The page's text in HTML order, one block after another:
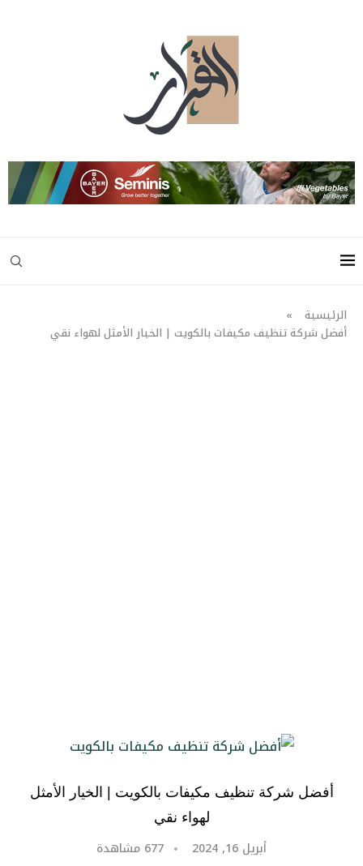
الرئيسية
»
أفضل شركة تنظيف مكيفات بالكويت | الخيار الأمثل لهواء نقي
أفضل شركة تنظيف مكيفات بالكويت | الخيار الأمثل
لهواء نقي
أبريل 16, 2024 677 مشاهدة